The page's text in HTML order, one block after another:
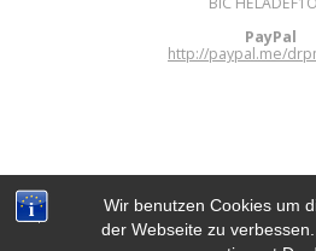
Wir benutzen Cookies um
der Webseite zu
DIGITAL RETRO
PayPal
http://paypal.me/